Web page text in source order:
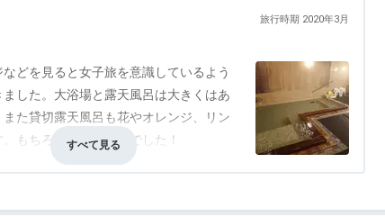
旅行時期 2020年3月
どを見ると女子旅を意識しているよう
した。大浴場と露天風呂は大きくはあ
た貸切露天風呂も花やオレンジ、リン
もちろんカニも満足でした！